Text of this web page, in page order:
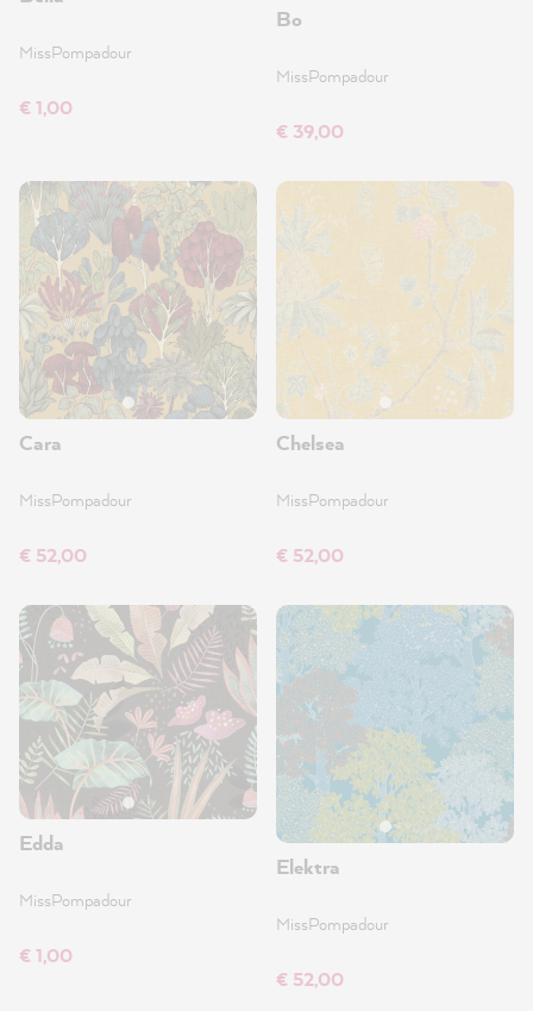
MissPompadour
€ 1,00
Bo
MissPompadour
€ 39,00
Cara
MissPompadour
€ 52,00
Chelsea
MissPompadour
€ 52,00
Edda
MissPompadour
€ 1,00
Elektra
MissPompadour
€ 52,00